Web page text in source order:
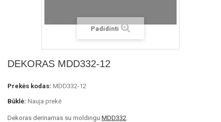
Padidinti
DEKORAS MDD332-12
Prekės kodas: MDD332-12
Būklė: Nauja prekė
Dekoras derinamas su moldingu MDD332.